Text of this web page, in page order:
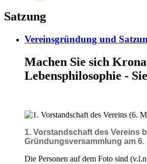
Satzung
Vereinsgründung und
Machen Sie sich
Lebensphilosophie -
1. Vorstandschaft des Vereins
Gründungsversammlung am 6.
Die Personen auf dem Foto sind